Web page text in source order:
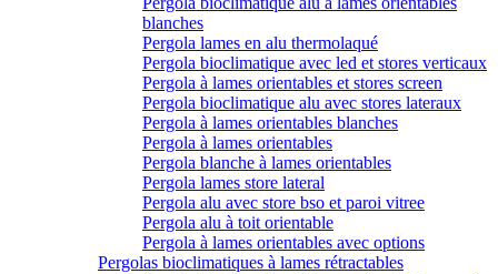
blanches
Pergola lames en alu thermolaqué
Pergola bioclimatique avec led et stores verticaux
Pergola à lames orientables et stores screen
Pergola bioclimatique alu avec stores lateraux
Pergola à lames orientables blanches
Pergola à lames orientables
Pergola blanche à lames orientables
Pergola lames store lateral
Pergola alu avec store bso et paroi vitree
Pergola alu à toit orientable
Pergola à lames orientables avec options
Pergolas bioclimatiques à lames rétractables